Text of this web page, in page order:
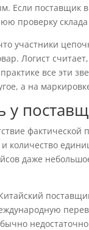
Если поставщик
проверку
участники
Логист
все эти
а на
у
фактической
количество
даже